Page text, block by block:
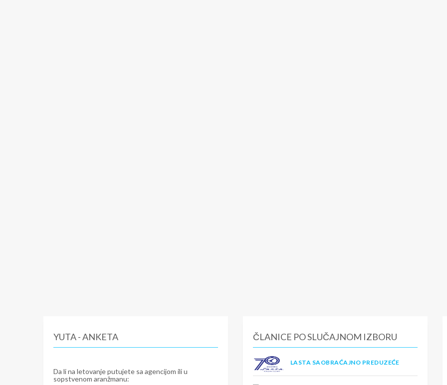
YUTA - ANKETA
Da li na letovanje putujete sa agencijom ili u
sopstvenom aranžmanu:
ČLANICE PO SLUČAJNOM IZBORU
LASTA SAOBRAĆAJNO PREDUZEĆE